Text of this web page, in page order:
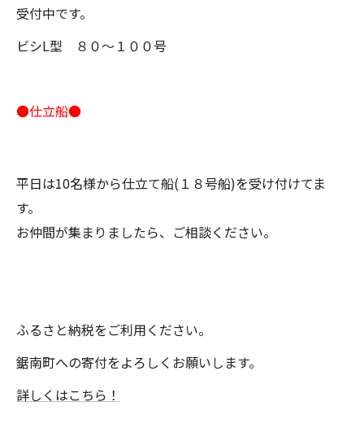
受付中です。
ビシL型 ８０～１００号
●仕立船●
平日は10名様から仕立て船(１８号船)を受け付けてま
す。
お仲間が集まりましたら、ご相談ください。
ふるさと納税をご利用ください。
鋸南町への寄付をよろしくお願いします。
詳しくはこちら！